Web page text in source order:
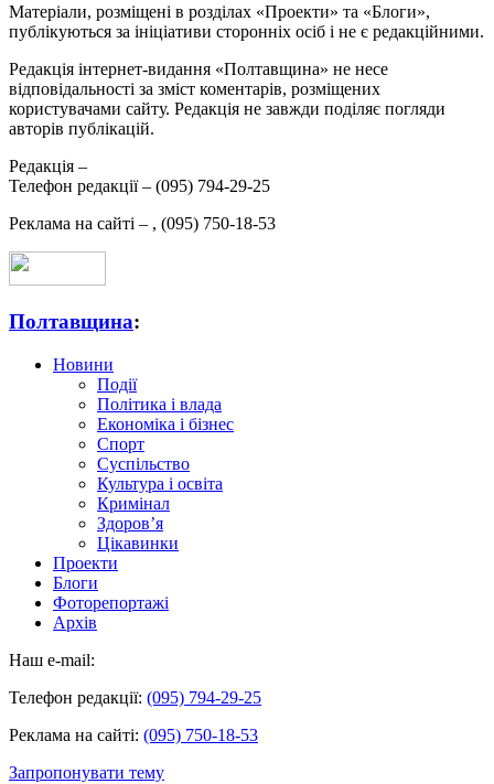
Матеріали, розміщені в розділах «Проекти» та «Блоги»,
публікуються за ініціативи сторонніх осіб і не є редакційними.
Редакція інтернет-видання «Полтавщина» не несе
відповідальності за зміст коментарів, розміщених
користувачами сайту. Редакція не завжди поділяє погляди
авторів публікацій.
Редакція –
Телефон редакції – (095) 794-29-25
Реклама на сайті – , (095) 750-18-53
Полтавщина:
Новини
Події
Політика і влада
Економіка і бізнес
Спорт
Суспільство
Культура і освіта
Кримінал
Здоров’я
Цікавинки
Проекти
Блоги
Фоторепортажі
Архів
Наш e-mail:
Телефон редакції: (095) 794-29-25
Реклама на сайті: (095) 750-18-53
Запропонувати тему